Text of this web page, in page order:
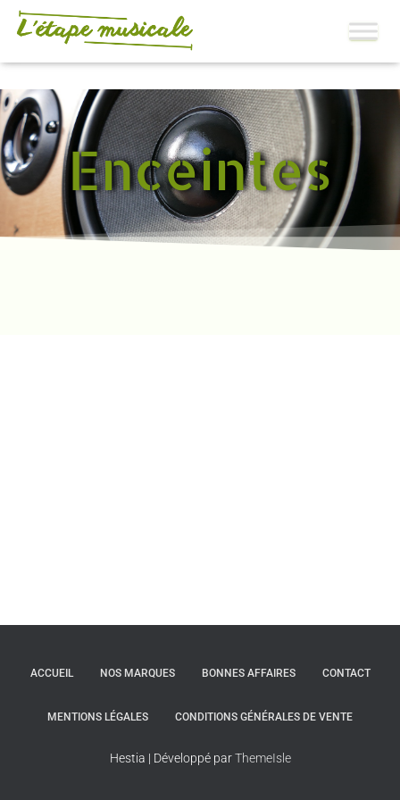
Enceintes
ACCUEIL NOS MARQUES BONNES AFFAIRES CONTACT
MENTIONS LÉGALES CONDITIONS GÉNÉRALES DE VENTE
Hestia | Développé parThemeIsle